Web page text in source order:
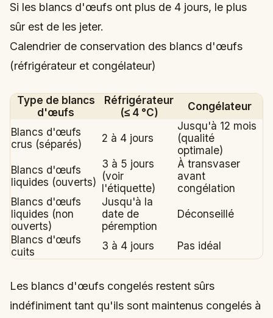
Si les blancs d'œufs ont plus de 4 jours, le plus
sûr est de les jeter.
Calendrier de conservation des blancs d'œufs
(réfrigérateur et congélateur)
Type de blancs
d'œufs
Réfrigérateur
(≤ 4 °C)
Congélateur
Blancs d'œufs
crus (séparés)
2 à 4 jours
Jusqu'à 12 mois
(qualité
optimale)
Blancs d'œufs
liquides (ouverts)
3 à 5 jours
(voir
l'étiquette)
À transvaser
avant
congélation
Blancs d'œufs
liquides (non
ouverts)
Jusqu'à la
date de
péremption
Déconseillé
Blancs d'œufs
cuits
3 à 4 jours Pas idéal
Les blancs d'œufs congelés restent sûrs
indéfiniment tant qu'ils sont maintenus congelés à